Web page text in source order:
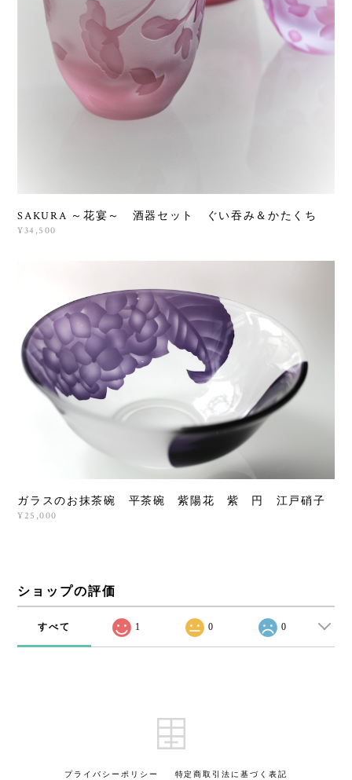
SAKURA ～花宴～ 酒器セット ぐい吞み＆かたくち
¥34,500
ガラスのお抹茶碗 平茶碗 紫陽花 紫 円 江戸硝子
¥25,000
ショップの評価
すべて 1 0 0
プライバシーポリシー 特定商取引法に基づく表記